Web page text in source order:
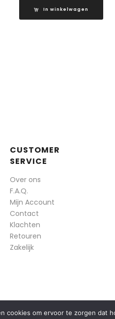
In winkelwagen
CUSTOMER
SERVICE
Over ons
F.A.Q.
Mijn Account
Contact
Klachten
Retouren
Zakelijk
cookies om ervoor te zorgen dat